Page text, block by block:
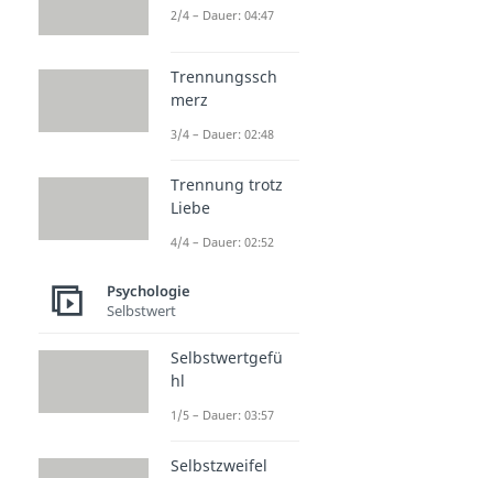
2/4 – Dauer: 04:47
Trennungssch
merz
3/4 – Dauer: 02:48
Trennung trotz
Liebe
4/4 – Dauer: 02:52
Psychologie
Selbstwert
Selbstwertgefü
hl
1/5 – Dauer: 03:57
Selbstzweifel